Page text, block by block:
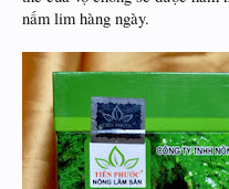
nấm lim hàng ngày.